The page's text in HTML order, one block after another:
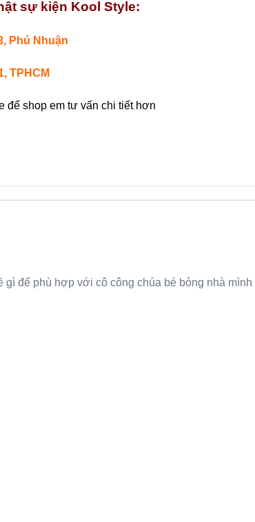
sự kiện Kool Style:
Phú Nhuận
TPHCM
để shop em tư vấn chi tiết hơn
để phù hợp với cô công chúa bé bỏng nhà mình